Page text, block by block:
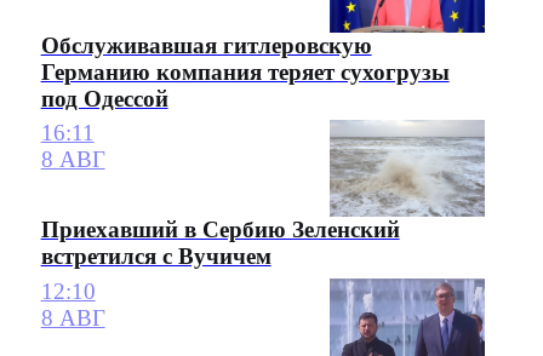
Обслуживавшая гитлеровскую
Германию компания теряет сухогрузы
под Одессой
16:11
8 АВГ
Приехавший в Сербию Зеленский
встретился с Вучичем
12:10
8 АВГ